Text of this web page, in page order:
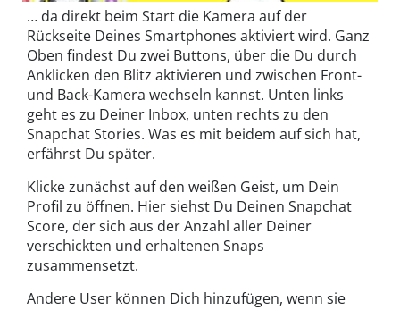
… da direkt beim Start die Kamera auf der
Rückseite Deines Smartphones aktiviert wird. Ganz
Oben findest Du zwei Buttons, über die Du durch
Anklicken den Blitz aktivieren und zwischen Front-
und Back-Kamera wechseln kannst. Unten links
geht es zu Deiner Inbox, unten rechts zu den
Snapchat Stories. Was es mit beidem auf sich hat,
erfährst Du später.
Klicke zunächst auf den weißen Geist, um Dein
Profil zu öffnen. Hier siehst Du Deinen Snapchat
Score, der sich aus der Anzahl aller Deiner
verschickten und erhaltenen Snaps
zusammensetzt.
Andere User können Dich hinzufügen, wenn sie